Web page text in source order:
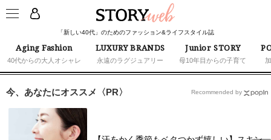
「新しい40代」のためのファッション&ライフスタイル誌
Aging Fashion
40代からの大人オシャレ
LUXURY BRANDS
永遠のラグジュアリー
Junior STORY
母10年目からの子育て
今、あなたにオススメ〈PR〉 Recommended by